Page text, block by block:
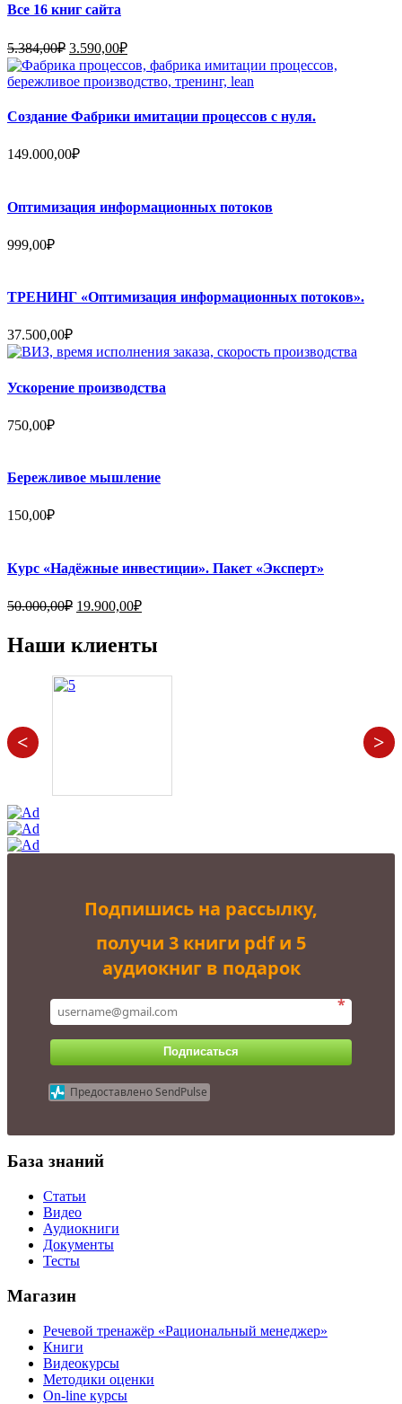
120.000,00₽.
Все 16 книг сайта
5.384,00₽ Первоначальная
цена
составляла
3.590,00₽Текущая
цена:
3.590,00₽.
Создание Фабрики имитации процессов с нуля.
149.000,00₽
Оптимизация информационных потоков
999,00₽
ТРЕНИНГ «Оптимизация информационных потоков».
37.500,00₽
Ускорение производства
750,00₽
Бережливое мышление
150,00₽
Курс «Надёжные инвестиции». Пакет «Эксперт»
50.000,00₽ Первоначальная
50.000,00₽.
19.900,00₽Текущая
Наши клиенты
< >
Подпишись на рассылку,
получи 3 книги pdf и 5
аудиокниг в подарок
*
Подписаться
Предоставлено SendPulse
База знаний
Статьи
Видео
Аудиокниги
Документы
Тесты
Магазин
Речевой тренажёр «Рациональный менеджер»
Книги
Видеокурсы
Методики оценки
On-line курсы